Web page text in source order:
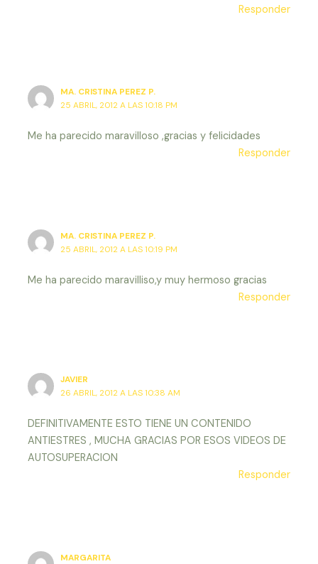
Responder
MA. CRISTINA PEREZ P.
25 ABRIL, 2012 A LAS 10:18 PM
Me ha parecido maravilloso ,gracias y felicidades
Responder
MA. CRISTINA PEREZ P.
25 ABRIL, 2012 A LAS 10:19 PM
Me ha parecido maravilliso,y muy hermoso gracias
Responder
JAVIER
26 ABRIL, 2012 A LAS 10:38 AM
DEFINITIVAMENTE ESTO TIENE UN CONTENIDO
ANTIESTRES , MUCHA GRACIAS POR ESOS VIDEOS DE
AUTOSUPERACION
Responder
MARGARITA